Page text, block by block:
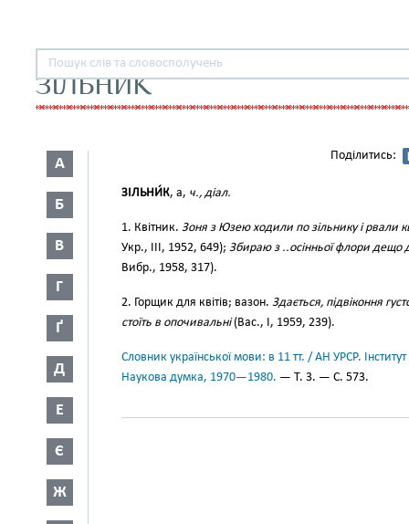
ЗІЛЬНИК
А
Б
В
Г
Ґ
Д
Е
Є
Ж
Поділитись:
ЗІЛЬНИ́К, а, ч., діал.
1. Квітник. Зоня з Юзею ходили по зільнику і рвали
Укр., III, 1952, 649); Збираю з ..осінньої флори дещо
Вибр., 1958, 317).
2. Горщик для квітів; вазон. Здається, підвіконня
стоїть в опочивальні(Вас., І, 1959, 239).
Словник української мови: в 11 тт. / АН УРСР.
Наукова думка, 1970—1980. — Т. 3. — С. 573.